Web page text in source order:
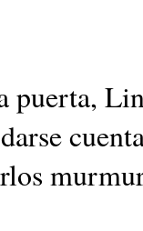
puerta,